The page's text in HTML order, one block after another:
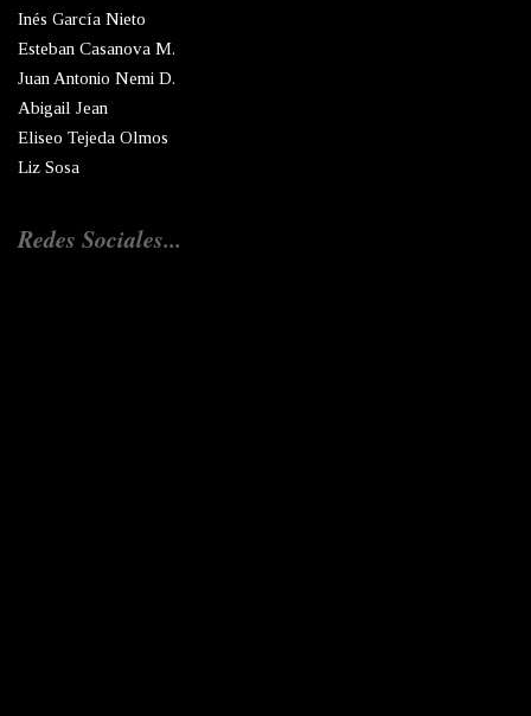
Inés García Nieto
Esteban Casanova M.
Juan Antonio Nemi D.
Abigail Jean
Eliseo Tejeda Olmos
Liz Sosa
Redes Sociales...